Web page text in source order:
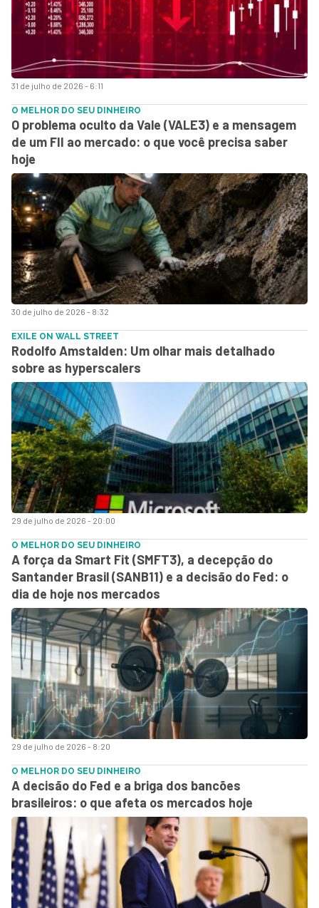
31 de julho de 2026 - 6:11
30 de julho de 2026 - 8:32
O MELHOR DO SEU DINHEIRO
O problema oculto da Vale (VALE3) e a mensagem
de um FII ao mercado: o que você precisa saber
hoje
29 de julho de 2026 - 20:00
EXILE ON WALL STREET
Rodolfo Amstalden: Um olhar mais detalhado
sobre as hyperscalers
29 de julho de 2026 - 8:20
O MELHOR DO SEU DINHEIRO
A força da Smart Fit (SMFT3), a decepção do
Santander Brasil (SANB11) e a decisão do Fed: o
dia de hoje nos mercados
O MELHOR DO SEU DINHEIRO
A decisão do Fed e a briga dos bancões
brasileiros: o que afeta os mercados hoje